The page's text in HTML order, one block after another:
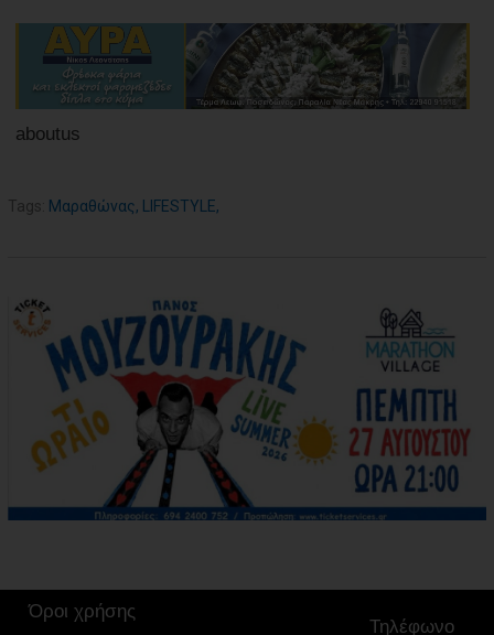
aboutus
Tags: Μαραθώνας, LIFESTYLE,
Όροι χρήσης
Τηλέφωνο